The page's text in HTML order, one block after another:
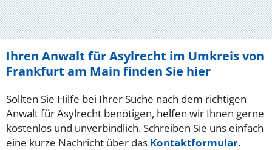
Ihren Anwalt für Asylrecht im Umkreis von
Frankfurt am Main finden Sie hier
Sollten Sie Hilfe bei Ihrer Suche nach dem richtigen
Anwalt für Asylrecht benötigen, helfen wir Ihnen gerne
kostenlos und unverbindlich. Schreiben Sie uns einfach
eine kurze Nachricht über das Kontaktformular.